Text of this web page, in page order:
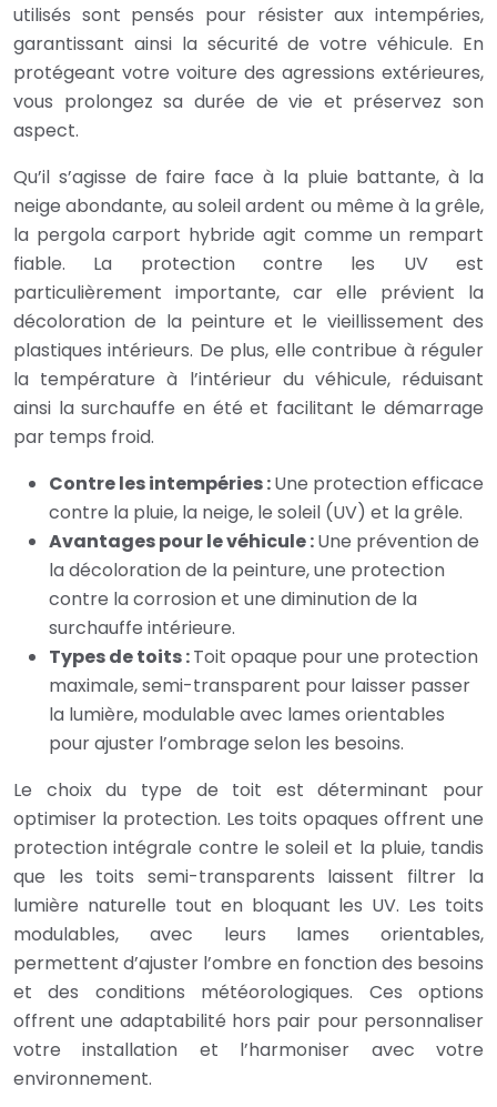
utilisés sont pensés pour résister aux intempéries,
garantissant ainsi la sécurité de votre véhicule. En
protégeant votre voiture des agressions extérieures,
vous prolongez sa durée de vie et préservez son
aspect.
Qu’il s’agisse de faire face à la pluie battante, à la
neige abondante, au soleil ardent ou même à la grêle,
la pergola carport hybride agit comme un rempart
fiable. La protection contre les UV est
particulièrement importante, car elle prévient la
décoloration de la peinture et le vieillissement des
plastiques intérieurs. De plus, elle contribue à réguler
la température à l’intérieur du véhicule, réduisant
ainsi la surchauffe en été et facilitant le démarrage
par temps froid.
Contre les intempéries :Une protection efficace
contre la pluie, la neige, le soleil (UV) et la grêle.
Avantages pour le véhicule :Une prévention de
la décoloration de la peinture, une protection
contre la corrosion et une diminution de la
surchauffe intérieure.
Types de toits :Toit opaque pour une protection
maximale, semi-transparent pour laisser passer
la lumière, modulable avec lames orientables
pour ajuster l’ombrage selon les besoins.
Le choix du type de toit est déterminant pour
optimiser la protection. Les toits opaques offrent une
protection intégrale contre le soleil et la pluie, tandis
que les toits semi-transparents laissent filtrer la
lumière naturelle tout en bloquant les UV. Les toits
modulables, avec leurs lames orientables,
permettent d’ajuster l’ombre en fonction des besoins
et des conditions météorologiques. Ces options
offrent une adaptabilité hors pair pour personnaliser
votre installation et l’harmoniser avec votre
environnement.